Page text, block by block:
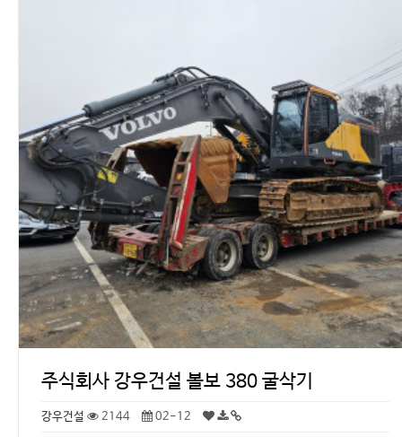
주식회사 강우건설 볼보 380 굴삭기
강우건설 2144 02-12